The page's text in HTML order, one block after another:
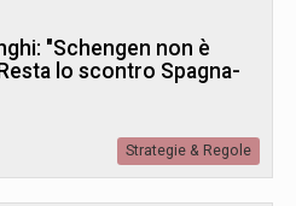
"Schengen non è
lo scontro Spagna-
Strategie & Regole